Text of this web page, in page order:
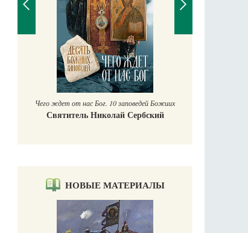
Чего ждет от нас Бог. 10 заповедей Божиих
Святитель Николай Сербский
НОВЫЕ МАТЕРИАЛЫ